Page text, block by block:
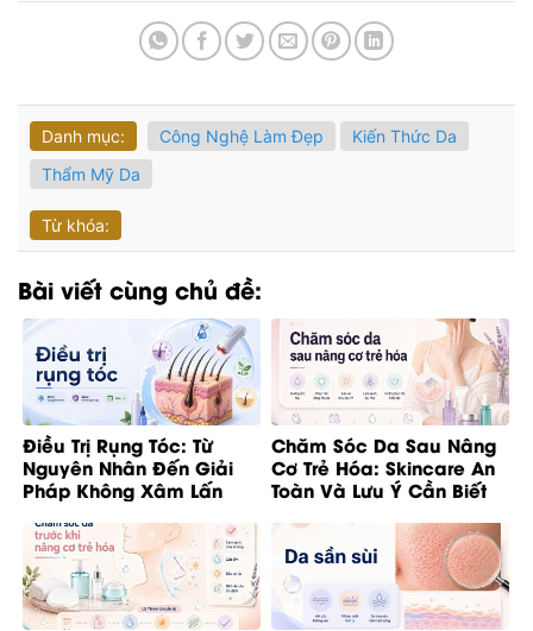
Danh mục: Công Nghệ Làm Đẹp
Kiến Thức Da
Thẩm Mỹ Da
Từ khóa:
Bài viết cùng chủ đề:
Điều Trị Rụng Tóc: Từ
Nguyên Nhân Đến Giải
Pháp Không Xâm Lấn
Chăm Sóc Da Sau Nâng
Cơ Trẻ Hóa: Skincare An
Toàn Và Lưu Ý Cần Biết